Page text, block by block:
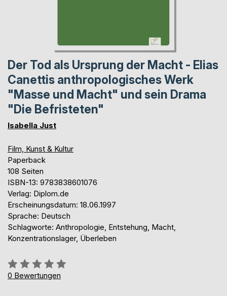
Der Tod als Ursprung der Macht - Elias
Canettis anthropologisches Werk
"Masse und Macht" und sein Drama
"Die Befristeten"
Isabella Just
Film, Kunst & Kultur
Paperback
108 Seiten
ISBN-13: 9783838601076
Verlag: Diplom.de
Erscheinungsdatum: 18.06.1997
Sprache: Deutsch
Schlagworte: Anthropologie, Entstehung, Macht,
Konzentrationslager, Überleben
Bewertung::
0%
0 Bewertungen